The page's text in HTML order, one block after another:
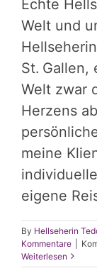
Echte
Welt und
St. Gallen,
Welt zwar
Herzens
meine
eigene
By Hellseherin
Kommentare
Weiterlesen